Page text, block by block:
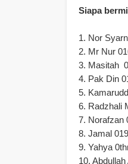
Siapa
1. Nor
2. Mr Nur
3. Masitah
4. Pak Din
5.
6. Radzhali
7. Norafzan
8. Jamal
9. Yahya
10.